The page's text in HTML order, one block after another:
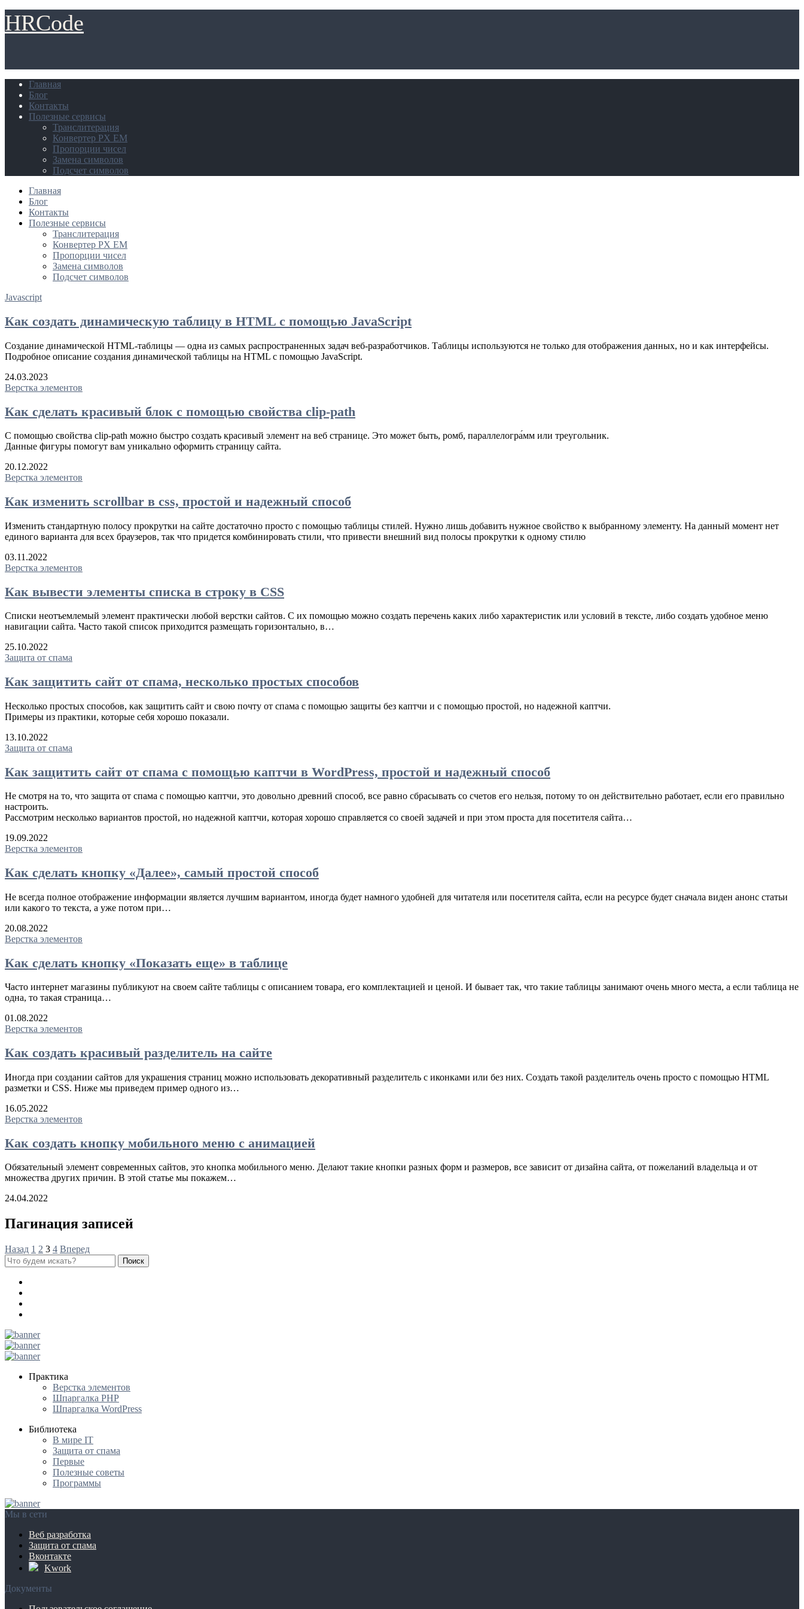
HRCode
Главная
Блог
Контакты
Полезные сервисы
Транслитерация
Конвертер PX EM
Пропорции чисел
Замена символов
Подсчет символов
Главная
Блог
Контакты
Полезные сервисы
Транслитерация
Конвертер PX EM
Пропорции чисел
Замена символов
Подсчет символов
Javascript
Как создать динамическую таблицу в HTML с помощью JavaScript
Создание динамической HTML-таблицы — одна из самых распространенных задач веб-разработчиков. Таблицы используются не только для отображения данных, но и как интерфейсы.
Подробное описание создания динамической таблицы на HTML с помощью JavaScript.
24.03.2023
Верстка элементов
Как сделать красивый блок с помощью свойства clip-path
С помощью свойства clip-path можно быстро создать красивый элемент на веб странице. Это может быть, ромб, параллелогра́мм или треугольник.
Данные фигуры помогут вам уникально оформить страницу сайта.
20.12.2022
Верстка элементов
Как изменить scrollbar в css, простой и надежный способ
Изменить стандартную полосу прокрутки на сайте достаточно просто с помощью таблицы стилей. Нужно лишь добавить нужное свойство к выбранному элементу. На данный момент нет
единого варианта для всех браузеров, так что придется комбинировать стили, что привести внешний вид полосы прокрутки к одному стилю
03.11.2022
Верстка элементов
Как вывести элементы списка в строку в CSS
Списки неотъемлемый элемент практически любой верстки сайтов. С их помощью можно создать перечень каких либо характеристик или условий в тексте, либо создать удобное меню
навигации сайта. Часто такой список приходится размещать горизонтально, в…
25.10.2022
Защита от спама
Как защитить сайт от спама, несколько простых способов
Несколько простых способов, как защитить сайт и свою почту от спама с помощью защиты без каптчи и с помощью простой, но надежной каптчи.
Примеры из практики, которые себя хорошо показали.
13.10.2022
Защита от спама
Как защитить сайт от спама с помощью каптчи в WordPress, простой и надежный способ
Не смотря на то, что защита от спама с помощью каптчи, это довольно древний способ, все равно сбрасывать со счетов его нельзя, потому то он действительно работает, если его правильно
настроить.
Рассмотрим несколько вариантов простой, но надежной каптчи, которая хорошо справляется со своей задачей и при этом проста для посетителя сайта…
19.09.2022
Верстка элементов
Как сделать кнопку «Далее», самый простой способ
Не всегда полное отображение информации является лучшим вариантом, иногда будет намного удобней для читателя или посетителя сайта, если на ресурсе будет сначала виден анонс статьи
или какого то текста, а уже потом при…
20.08.2022
Верстка элементов
Как сделать кнопку «Показать еще» в таблице
Часто интернет магазины публикуют на своем сайте таблицы с описанием товара, его комплектацией и ценой. И бывает так, что такие таблицы занимают очень много места, а если таблица не
одна, то такая страница…
01.08.2022
Верстка элементов
Как создать красивый разделитель на сайте
Иногда при создании сайтов для украшения страниц можно использовать декоративный разделитель с иконками или без них. Создать такой разделитель очень просто с помощью HTML
разметки и CSS. Ниже мы приведем пример одного из…
16.05.2022
Верстка элементов
Как создать кнопку мобильного меню с анимацией
Обязательный элемент современных сайтов, это кнопка мобильного меню. Делают такие кнопки разных форм и размеров, все зависит от дизайна сайта, от пожеланий владельца и от
множества других причин. В этой статье мы покажем…
24.04.2022
Пагинация записей
Назад 1 2 3 4 Вперед
Практика
Верстка элементов
Шпаргалка PHP
Шпаргалка WordPress
Библиотека
В мире IT
Защита от спама
Первые
Полезные советы
Программы
Мы в сети
Веб разработка
Защита от спама
Вконтакте
Kwork
Документы